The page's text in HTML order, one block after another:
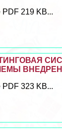
219 KB...
323 KB...